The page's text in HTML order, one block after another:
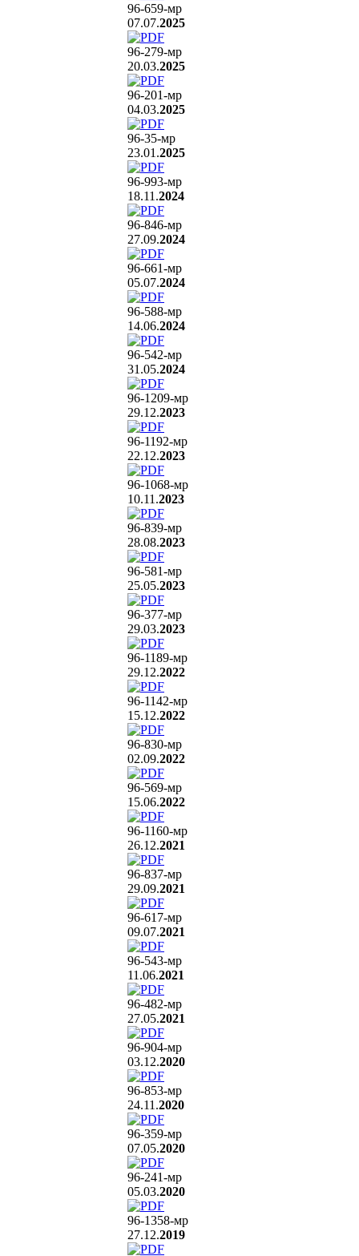
96-659-мр
07.07.2025
96-279-мр
20.03.2025
96-201-мр
04.03.2025
96-35-мр
23.01.2025
96-993-мр
18.11.2024
96-846-мр
27.09.2024
96-661-мр
05.07.2024
96-588-мр
14.06.2024
96-542-мр
31.05.2024
96-1209-мр
29.12.2023
96-1192-мр
22.12.2023
96-1068-мр
10.11.2023
96-839-мр
28.08.2023
96-581-мр
25.05.2023
96-377-мр
29.03.2023
96-1189-мр
29.12.2022
96-1142-мр
15.12.2022
96-830-мр
02.09.2022
96-569-мр
15.06.2022
96-1160-мр
26.12.2021
96-837-мр
29.09.2021
96-617-мр
09.07.2021
96-543-мр
11.06.2021
96-482-мр
27.05.2021
96-904-мр
03.12.2020
96-853-мр
24.11.2020
96-359-мр
07.05.2020
96-241-мр
05.03.2020
96-1358-мр
27.12.2019